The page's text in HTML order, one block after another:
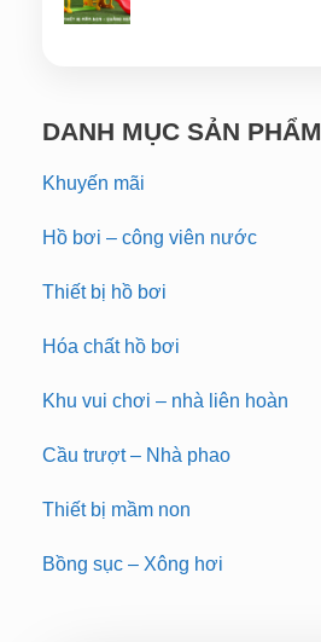
DANH MỤC SẢN PHẨM
Khuyến mãi
Hồ bơi – công viên nước
Thiết bị hồ bơi
Hóa chất hồ bơi
Khu vui chơi – nhà liên hoàn
Cầu trượt – Nhà phao
Thiết bị mầm non
Bồng sục – Xông hơi